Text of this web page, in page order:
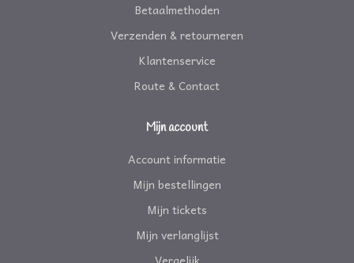
Betaalmethoden
Verzenden & retourneren
Klantenservice
Route & Contact
Mijn account
Account informatie
Mijn bestellingen
Mijn tickets
Mijn verlanglijst